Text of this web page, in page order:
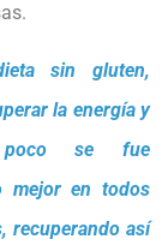
sin gluten,
la energía y
se fue
mejor en todos
recuperando así